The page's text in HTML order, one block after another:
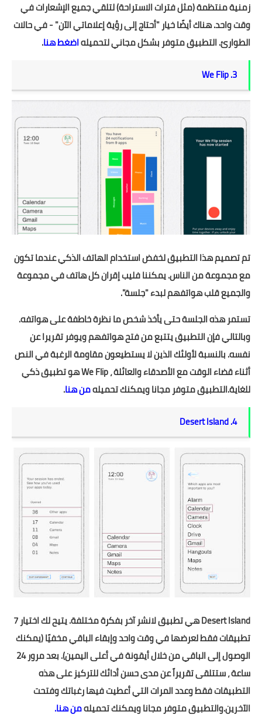
زمنية منتظمة (مثل فترات الاستراحة) لتلقي جميع الإشعارات في
وقت واحد. هناك أيضًا خيار "أحتاج إلى رؤية إعلاماتي الآن" - في حالات
الطوارئ. التطبيق متوفر بشكل مجاني لتحميلهاضغط هنا.
3. We Flip
تم تصميم هذا التطبيق لخفض استخدام الهاتف الذكي عندما تكون
مع مجموعة من الناس. يمكننا فليب إقران كل هاتف في مجموعة
والجميع قلب هواتفهم لبدء "جلسة".
تستمر هذه الجلسة حتى يأخذ شخص ما نظرة خاطفة على هواتفه.
وبالتالي فإن التطبيق يتتبع من فتح هواتفهم ويوفر تقريرا عن
نفسه. بالنسبة لأولئك الذين لا يستطيعون مقاومة الرغبة في النص
أثناء قضاء الوقت مع الأصدقاء والعائلة ، We Flip هو تطبيق ذكي
للغاية.التطبيق متوفر مجانا ويمكنك تحميلهمن هنا.
4. Desert Island
Desert Island هي تطبيق لانشر آخر بفكرة مختلفة. يتيح لك اختيار 7
تطبيقات فقط لعرضها في وقت واحد وإبقاء الباقي مخفيًا (يمكنك
الوصول إلى الباقي من خلال أيقونة في أعلى اليمين). بعد مرور 24
ساعة ، ستتلقى تقريراً عن مدى حسن أدائك للتركيز على هذه
التطبيقات فقط وعدد المرات التي أعطيت فيها رغباتك وفتحت
الآخرين.والتطبيق متوفر مجانا ويمكنك تحميلهمن هنا.